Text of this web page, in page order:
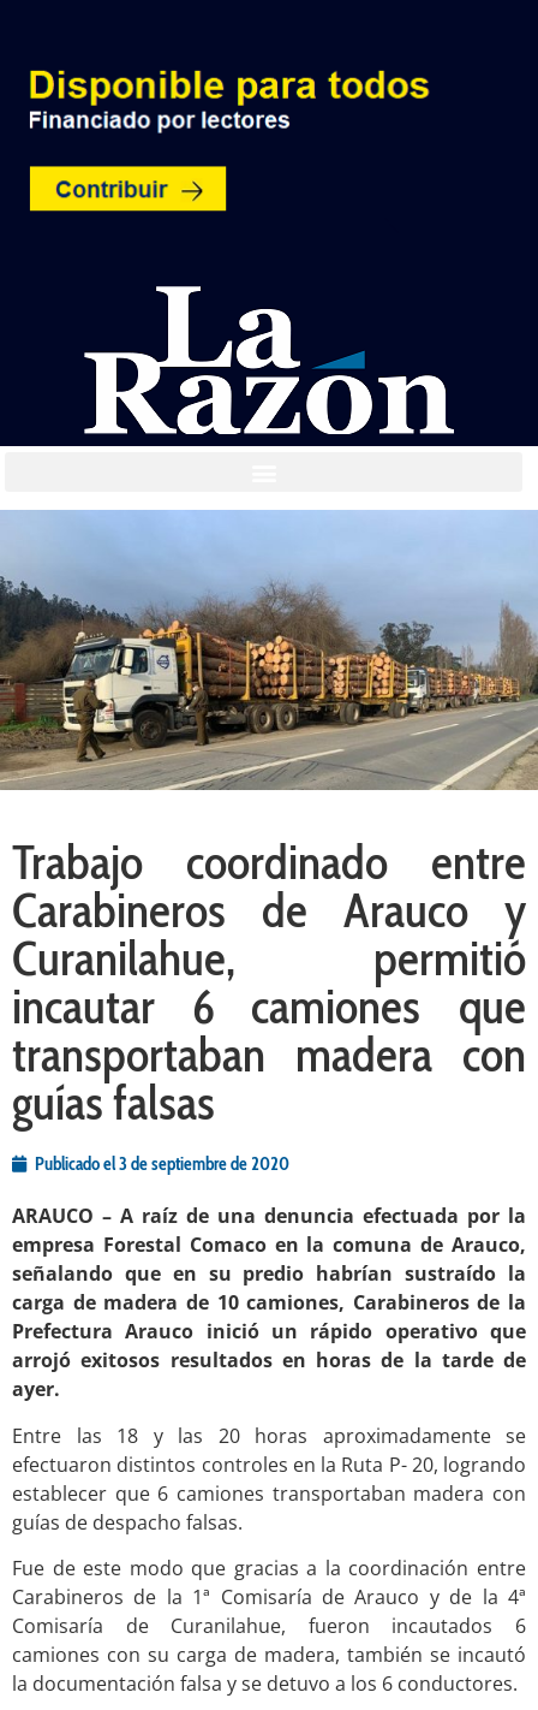
Trabajo coordinado entre
Carabineros de Arauco y
Curanilahue, permitió
incautar 6 camiones que
transportaban madera con
guías falsas
Publicado el3 de septiembre de 2020
ARAUCO – A raíz de una denuncia efectuada por la
empresa Forestal Comaco en la comuna de Arauco,
señalando que en su predio habrían sustraído la
carga de madera de 10 camiones, Carabineros de la
Prefectura Arauco inició un rápido operativo que
arrojó exitosos resultados en horas de la tarde de
ayer.
Entre las 18 y las 20 horas aproximadamente se
efectuaron distintos controles en la Ruta P- 20, logrando
establecer que 6 camiones transportaban madera con
guías de despacho falsas.
Fue de este modo que gracias a la coordinación entre
Carabineros de la 1ª Comisaría de Arauco y de la 4ª
Comisaría de Curanilahue, fueron incautados 6
camiones con su carga de madera, también se incautó
la documentación falsa y se detuvo a los 6 conductores.